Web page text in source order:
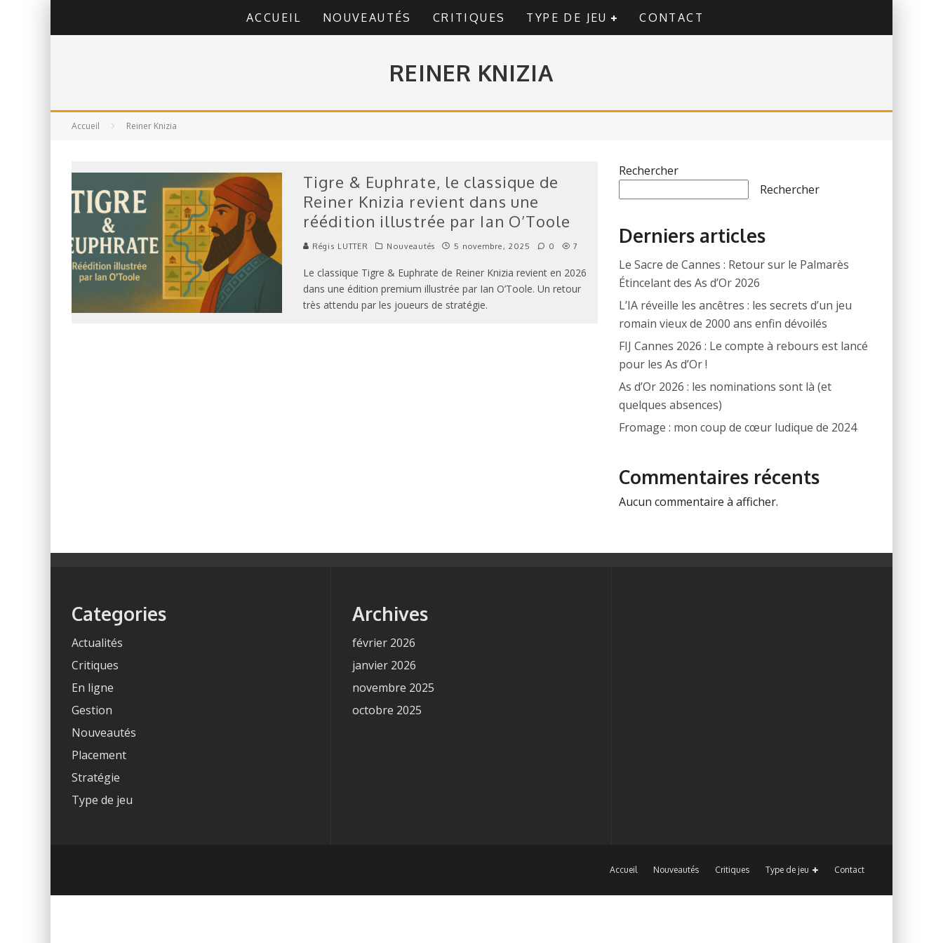
ACCUEIL NOUVEAUTÉS CRITIQUES TYPE DE JEU CONTACT
REINER KNIZIA
Accueil Reiner Knizia
Tigre & Euphrate, le classique de
Reiner Knizia revient dans une
réédition illustrée par Ian O’Toole
Régis LUTTER Nouveautés 5 novembre, 2025 0 7
Le classique Tigre & Euphrate de Reiner Knizia revient en 2026
dans une édition premium illustrée par Ian O’Toole. Un retour
très attendu par les joueurs de stratégie.
Rechercher
Rechercher
Derniers articles
Le Sacre de Cannes : Retour sur le Palmarès
Étincelant des As d’Or 2026
L’IA réveille les ancêtres : les secrets d’un jeu
romain vieux de 2000 ans enfin dévoilés
FIJ Cannes 2026 : Le compte à rebours est lancé
pour les As d’Or !
As d’Or 2026 : les nominations sont là (et
quelques absences)
Fromage : mon coup de cœur ludique de 2024
Commentaires récents
Aucun commentaire à afficher.
Categories
Actualités
Critiques
En ligne
Gestion
Nouveautés
Placement
Stratégie
Type de jeu
Archives
février 2026
janvier 2026
novembre 2025
octobre 2025
Accueil Nouveautés Critiques Type de jeu Contact